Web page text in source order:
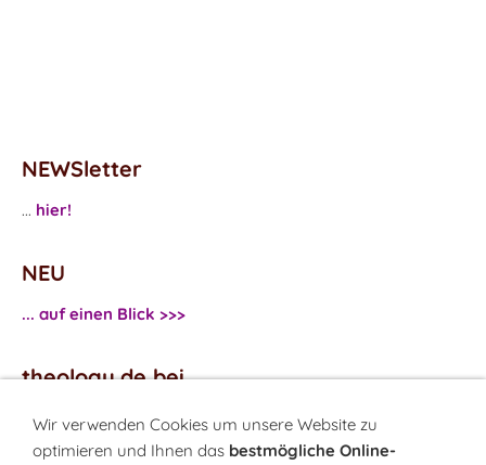
NEWSletter
... hier!
NEU
... auf einen Blick >>>
theology.de bei
...Facebook
...Twitter
Wir verwenden Cookies um unsere Website zu
optimieren und Ihnen das bestmögliche Online-